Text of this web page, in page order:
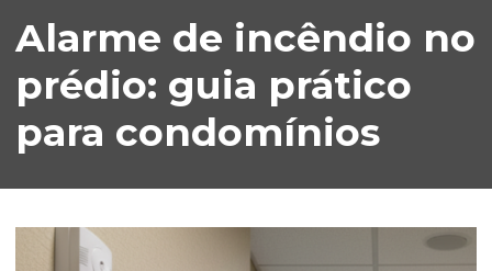
Alarme de incêndio no
prédio: guia prático
para condomínios